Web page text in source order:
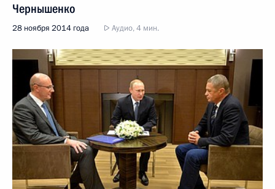
Чернышенко
28 ноября 2014 года Аудио, 4 мин.